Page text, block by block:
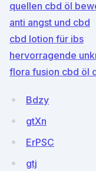
quellen cbd öl
anti angst und cbd
cbd lotion für ibs
hervorragende
flora fusion cbd öl
Bdzy
gtXn
ErPSC
gtj